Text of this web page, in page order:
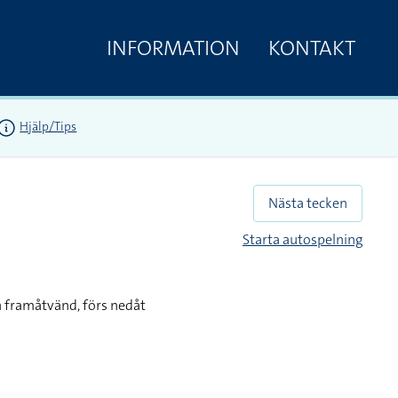
INFORMATION KONTAKT
Hjälp/Tips
Nästa tecken
Starta autospelning
framåtvänd, förs nedåt